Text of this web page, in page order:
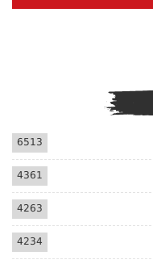
6513
4361
4263
4234